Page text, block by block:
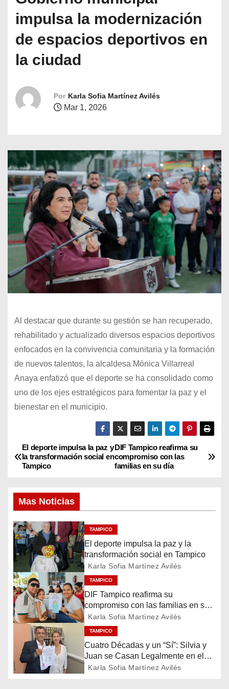
impulsa la modernización
de espacios deportivos en
la ciudad
Por Karla Sofia Martínez Avilés
Mar 1, 2026
Al destacar que durante su gestión se han recuperado,
rehabilitado y actualizado diversos espacios deportivos
enfocados en la convivencia comunitaria y la formación
de nuevos talentos, la alcaldesa Mónica Villarreal
Anaya enfatizó que el deporte se ha consolidado como
uno de los ejes estratégicos para fomentar la paz y el
bienestar en el municipio.
N
v
e
g
a
c
i
ó
n
d
DIF Tampico reafirma su
compromiso con las
familias en su día
El deporte impulsa la paz y
la transformación social en
Tampico
Mas Noticias
TAMPICO
El deporte impulsa la paz y la
transformación social en Tampico
Karla Sofia Martínez Avilés
TAMPICO
DIF Tampico reafirma su
compromiso con las familias en su
día
Karla Sofia Martínez Avilés
TAMPICO
Cuatro Décadas y un “Sí”: Silvia y
Juan se Casan Legalmente en el
DIF Tampico 2026
Karla Sofia Martínez Avilés